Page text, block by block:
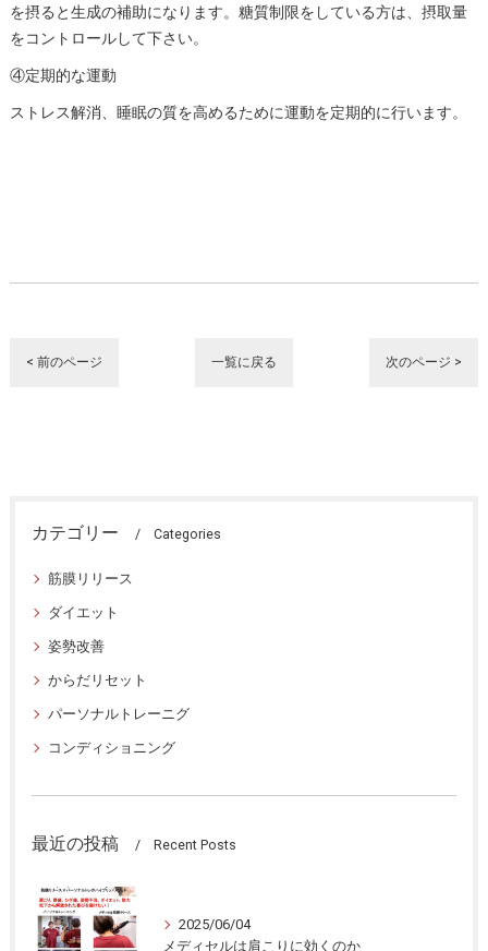
を摂ると生成の補助になります。糖質制限をしている方は、摂取量
をコントロールして下さい。
④定期的な運動
ストレス解消、睡眠の質を高めるために運動を定期的に行います。
< 前のページ 一覧に戻る 次のページ >
カテゴリー Categories
筋膜リリース
ダイエット
姿勢改善
からだリセット
パーソナルトレーニグ
コンディショニング
最近の投稿 Recent Posts
2025/06/04
メディセルは肩こりに効くのか